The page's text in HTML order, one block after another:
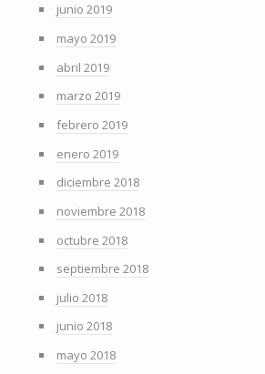
junio 2019
mayo 2019
abril 2019
marzo 2019
febrero 2019
enero 2019
diciembre 2018
noviembre 2018
octubre 2018
septiembre 2018
julio 2018
junio 2018
mayo 2018